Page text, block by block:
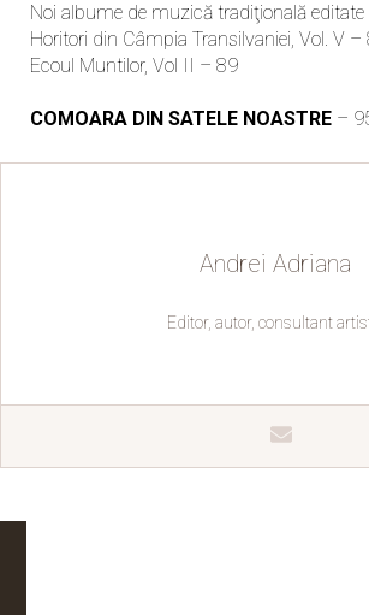
Noi albume de muzică tradiţională editate
Horitori din Câmpia Transilvaniei, Vol. V –
Ecoul Muntilor, Vol II – 89
COMOARA DIN SATELE NOASTRE –
Andrei Adriana
Editor, autor, consultant